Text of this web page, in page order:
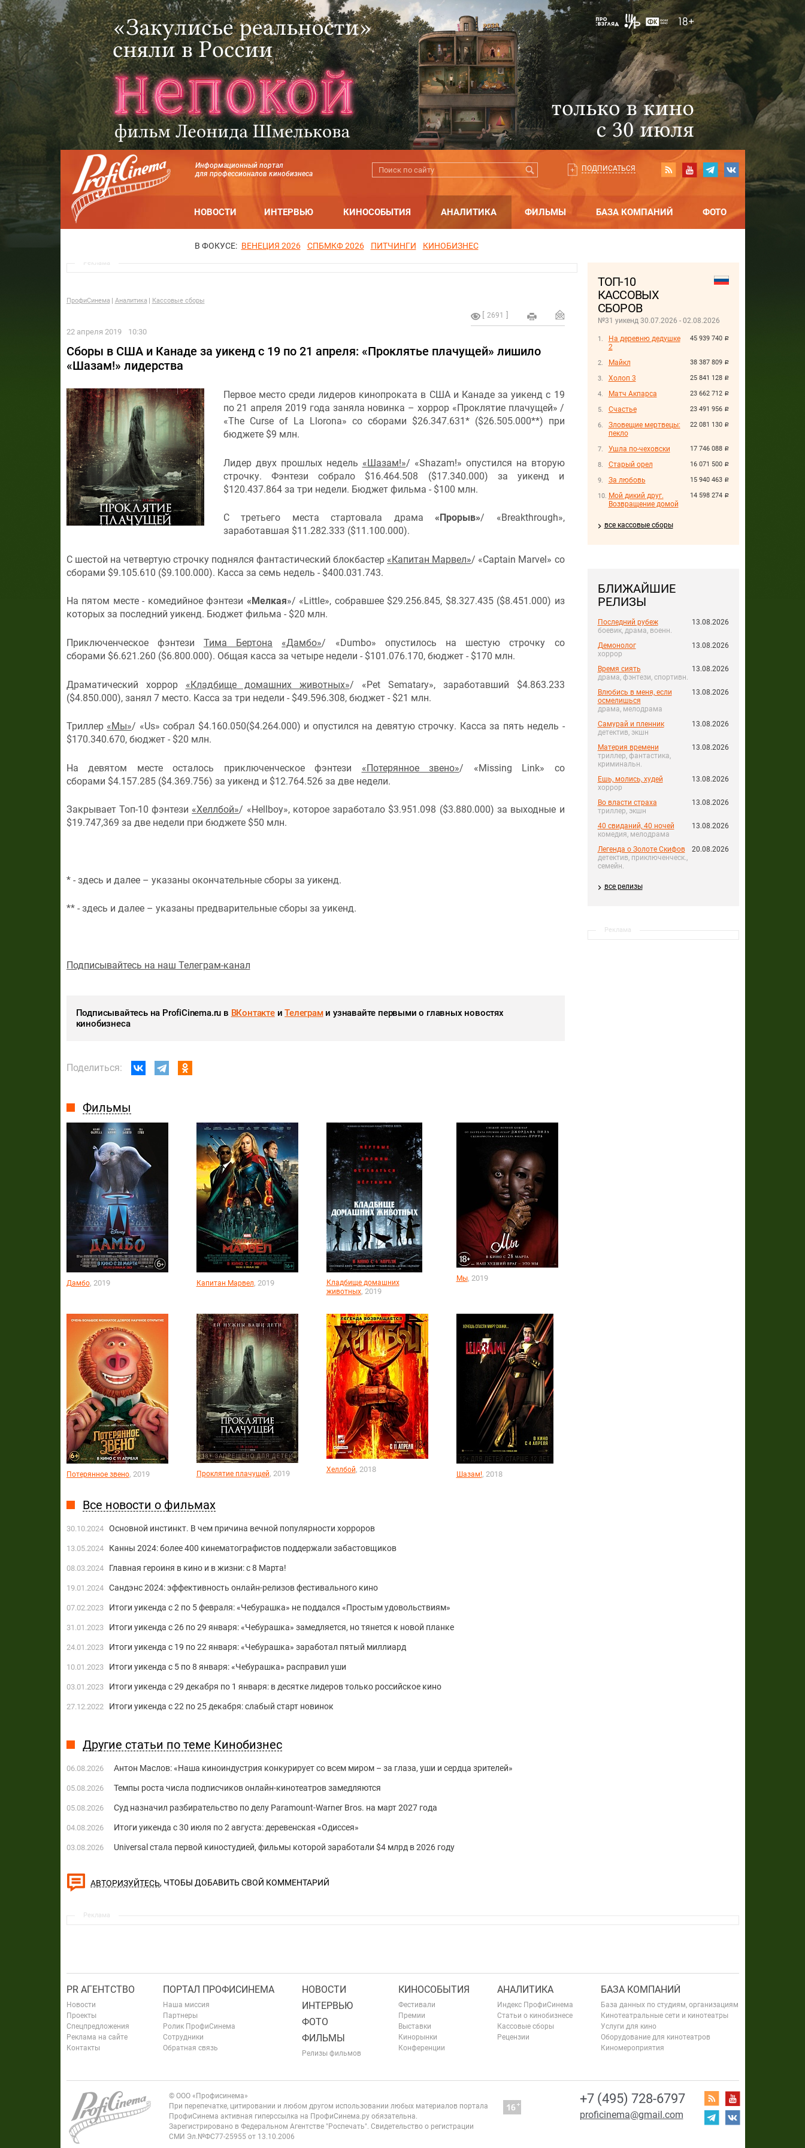
Информационный портал
для профессионалов кинобизнеса
ПОДПИСАТЬСЯ
НОВОСТИ ИНТЕРВЬЮ КИНОСОБЫТИЯ АНАЛИТИКА ФИЛЬМЫ БАЗА КОМПАНИЙ ФОТО
В ФОКУСЕ: ВЕНЕЦИЯ 2026 СПБМКФ 2026 ПИТЧИНГИ КИНОБИЗНЕС
ТОП-10
КАССОВЫХ
СБОРОВ
№31 уикенд 30.07.2026 - 02.08.2026
45 939 740 руб.
На деревню дедушке
2
38 387 809 руб.
Майкл
25 841 128 руб.
Холоп 3
23 662 712 руб.
Матч Акпарса
23 491 956 руб.
Счастье
22 081 130 руб.
Зловещие мертвецы:
пекло
17 746 088 руб.
Ушла по-чеховски
16 071 500 руб.
Старый орел
15 940 463 руб.
За любовь
14 598 274 руб.
Мой дикий друг.
Возвращение домой
все кассовые сборы
БЛИЖАЙШИЕ
РЕЛИЗЫ
Последний рубеж
боевик, драма, военн.
13.08.2026
Демонолог
хоррор
13.08.2026
Время сиять
драма, фэнтези, спортивн.
13.08.2026
Влюбись в меня, если
осмелишься
драма, мелодрама
13.08.2026
Самурай и пленник
детектив, экшн
13.08.2026
Материя времени
триллер, фантастика,
криминальн.
13.08.2026
Ешь, молись, худей
хоррор
13.08.2026
Во власти страха
триллер, экшн
13.08.2026
40 свиданий, 40 ночей
комедия, мелодрама
13.08.2026
Легенда о Золоте Скифов
детектив, приключенческ.,
семейн.
20.08.2026
все релизы
Реклама
Реклама
ПрофиСинема Аналитика Кассовые сборы
2691
22 апреля 2019 10:30
Сборы в США и Канаде за уикенд с 19 по 21 апреля: «Проклятье плачущей» лишило
«Шазам!» лидерства
Первое место среди лидеров кинопроката в США и Канаде за уикенд с 19
по 21 апреля 2019 года заняла новинка – хоррор «Проклятие плачущей» /
«The Curse of La Llorona» со сборами $26.347.631* ($26.505.000**) при
бюджете $9 млн.
Лидер двух прошлых недель «Шазам!»/ «Shazam!» опустился на вторую
строчку. Фэнтези собрало $16.464.508 ($17.340.000) за уикенд и
$120.437.864 за три недели. Бюджет фильма - $100 млн.
С третьего места стартовала драма «Прорыв»/ «Breakthrough»,
заработавшая $11.282.333 ($11.100.000).
С шестой на четвертую строчку поднялся фантастический блокбастер «Капитан Марвел»/ «Captain Marvel» со
сборами $9.105.610 ($9.100.000). Касса за семь недель - $400.031.743.
На пятом месте - комедийное фэнтези «Мелкая»/ «Little», собравшее $29.256.845, $8.327.435 ($8.451.000) из
которых за последний уикенд. Бюджет фильма - $20 млн.
Приключенческое фэнтези Тима Бертона «Дамбо»/ «Dumbo» опустилось на шестую строчку со
сборами $6.621.260 ($6.800.000). Общая касса за четыре недели - $101.076.170, бюджет - $170 млн.
Драматический хоррор «Кладбище домашних животных»/ «Pet Sematary», заработавший $4.863.233
($4.850.000), занял 7 место. Касса за три недели - $49.596.308, бюджет - $21 млн.
Триллер «Мы»/ «Us» собрал $4.160.050($4.264.000) и опустился на девятую строчку. Касса за пять недель -
$170.340.670, бюджет - $20 млн.
На девятом месте осталось приключенческое фэнтези «Потерянное звено»/ «Missing Link» со
сборами $4.157.285 ($4.369.756) за уикенд и $12.764.526 за две недели.
Закрывает Топ-10 фэнтези «Хеллбой»/ «Hellboy», которое заработало $3.951.098 ($3.880.000) за выходные и
$19.747,369 за две недели при бюджете $50 млн.
* - здесь и далее – указаны окончательные сборы за уикенд.
** - здесь и далее – указаны предварительные сборы за уикенд.
Подписывайтесь на наш Телеграм-канал
Подписывайтесь на ProfiCinema.ru в ВКонтактеиТелеграми узнавайте первыми о главных новостях
кинобизнеса
Поделиться:
Фильмы
Дамбо, 2019 Капитан Марвел, 2019
Кладбище домашних
животных, 2019
Мы, 2019
Потерянное звено, 2019 Проклятие плачущей, 2019 Хеллбой, 2018
Шазам!, 2018
Все новости о фильмах
30.10.2024 Основной инстинкт. В чем причина вечной популярности хорроров
13.05.2024 Канны 2024: более 400 кинематографистов поддержали забастовщиков
08.03.2024 Главная героиня в кино и в жизни: с 8 Марта!
19.01.2024 Сандэнс 2024: эффективность онлайн-релизов фестивального кино
07.02.2023 Итоги уикенда c 2 по 5 февраля: «Чебурашка» не поддался «Простым удовольствиям»
31.01.2023 Итоги уикенда c 26 по 29 января: «Чебурашка» замедляется, но тянется к новой планке
24.01.2023 Итоги уикенда c 19 по 22 января: «Чебурашка» заработал пятый миллиард
10.01.2023 Итоги уикенда c 5 по 8 января: «Чебурашка» расправил уши
03.01.2023 Итоги уикенда c 29 декабря по 1 января: в десятке лидеров только российское кино
27.12.2022 Итоги уикенда c 22 по 25 декабря: слабый старт новинок
Другие статьи по теме Кинобизнес
06.08.2026 Антон Маслов: «Наша киноиндустрия конкурирует со всем миром – за глаза, уши и сердца зрителей»
05.08.2026 Темпы роста числа подписчиков онлайн-кинотеатров замедляются
05.08.2026 Суд назначил разбирательство по делу Paramount-Warner Bros. на март 2027 года
04.08.2026 Итоги уикенда с 30 июля по 2 августа: деревенская «Одиссея»
03.08.2026 Universal стала первой киностудией, фильмы которой заработали $4 млрд в 2026 году
АВТОРИЗУЙТЕСЬ, ЧТОБЫ ДОБАВИТЬ СВОЙ КОММЕНТАРИЙ
Реклама
PR АГЕНТСТВО
Новости
Проекты
Спецпредложения
Реклама на сайте
Контакты
ПОРТАЛ ПРОФИСИНЕМА
Наша миссия
Партнеры
Ролик ПрофиСинема
Сотрудники
Обратная связь
НОВОСТИ
ИНТЕРВЬЮ
ФОТО
ФИЛЬМЫ
Релизы фильмов
КИНОСОБЫТИЯ
Фестивали
Премии
Выставки
Кинорынки
Конференции
АНАЛИТИКА
Индекс ПрофиСинема
Статьи о кинобизнесе
Кассовые сборы
Рецензии
БАЗА КОМПАНИЙ
База данных по студиям, организациям
Кинотеатральные сети и кинотеатры
Услуги для кино
Оборудование для кинотеатров
Киномероприятия
+7 (495) 728-6797
proficinema@gmail.com
© ООО «Профисинема»
При перепечатке, цитировании и любом другом использовании любых материалов портала
ПрофиСинема активная гиперссылка на ПрофиСинема.ру обязательна.
Зарегистрировано в Федеральном Агентстве "Роспечать". Свидетельство о регистрации
СМИ Эл.№ФС77-25955 от 13.10.2006